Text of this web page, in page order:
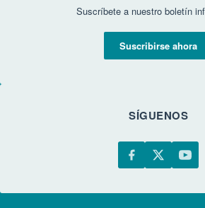
Suscríbete a nuestro boletín
Suscribirse ahora
SÍGUENOS